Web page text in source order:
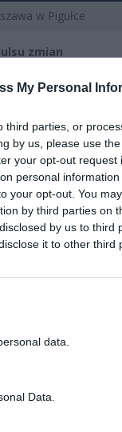
My Personal
parties, or
by us, please use
your opt-out request
personal
your opt-out. You
by third parties on
by us to third
it to other third
data.
Data.
w Pigułce
zmian
ZUS